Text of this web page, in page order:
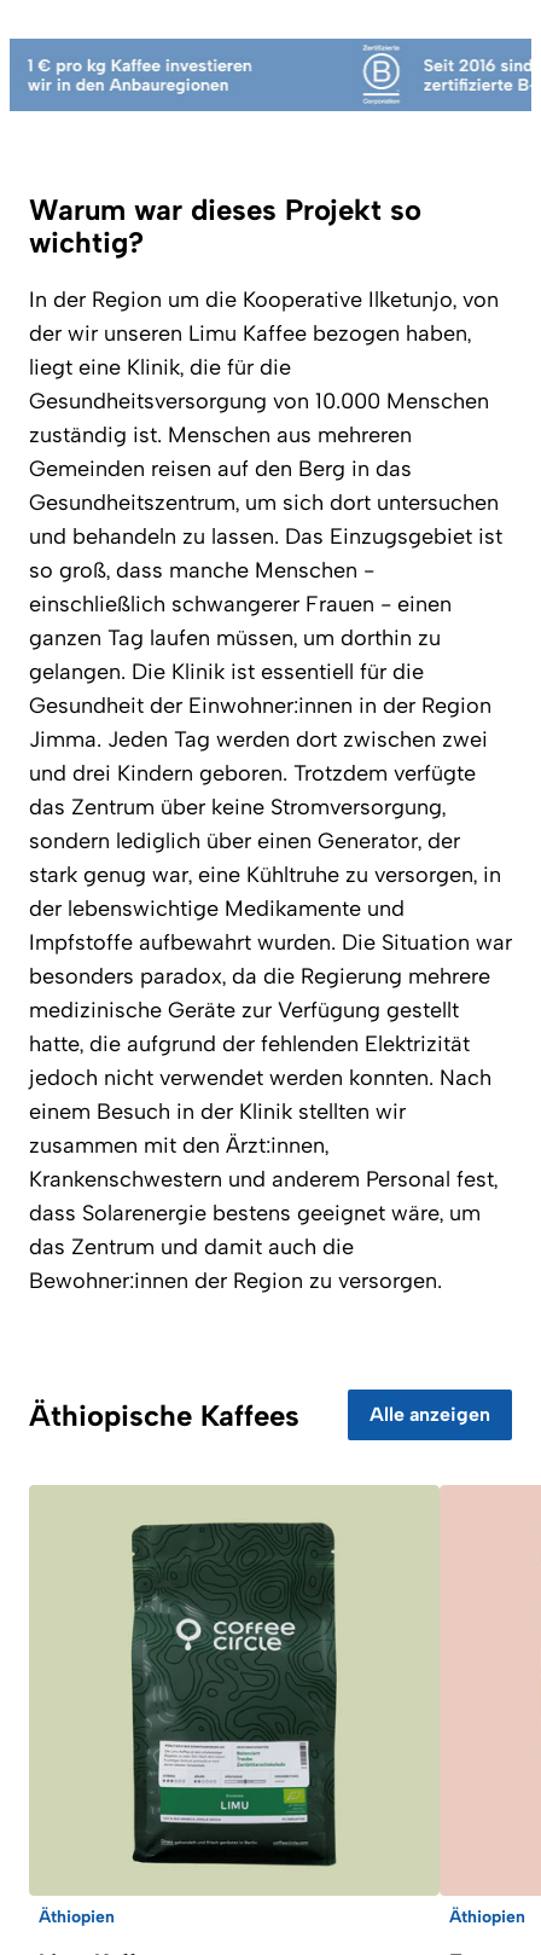
Marquee Ticker Sanity Awards
Warum war dieses Projekt so
wichtig?
In der Region um die Kooperative Ilketunjo, von
der wir unseren Limu Kaffee bezogen haben,
liegt eine Klinik, die für die
Gesundheitsversorgung von 10.000 Menschen
zuständig ist. Menschen aus mehreren
Gemeinden reisen auf den Berg in das
Gesundheitszentrum, um sich dort untersuchen
und behandeln zu lassen. Das Einzugsgebiet ist
so groß, dass manche Menschen -
einschließlich schwangerer Frauen - einen
ganzen Tag laufen müssen, um dorthin zu
gelangen. Die Klinik ist essentiell für die
Gesundheit der Einwohner:innen in der Region
Jimma. Jeden Tag werden dort zwischen zwei
und drei Kindern geboren. Trotzdem verfügte
das Zentrum über keine Stromversorgung,
sondern lediglich über einen Generator, der
stark genug war, eine Kühltruhe zu versorgen, in
der lebenswichtige Medikamente und
Impfstoffe aufbewahrt wurden. Die Situation war
besonders paradox, da die Regierung mehrere
medizinische Geräte zur Verfügung gestellt
hatte, die aufgrund der fehlenden Elektrizität
jedoch nicht verwendet werden konnten. Nach
einem Besuch in der Klinik stellten wir
zusammen mit den Ärzt:innen,
Krankenschwestern und anderem Personal fest,
dass Solarenergie bestens geeignet wäre, um
das Zentrum und damit auch die
Bewohner:innen der Region zu versorgen.
Äthiopische Kaffees Alle anzeigen
Äthiopien Äthiopien